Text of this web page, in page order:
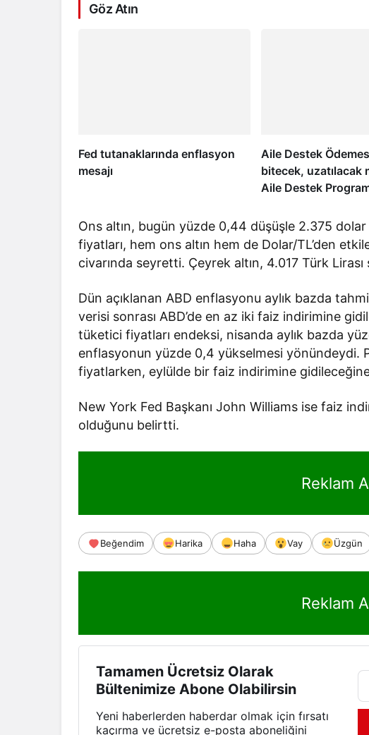
Göz Atın
Fed tutanaklarında enflasyon
mesajı
Aile Destek
bitecek, uzatılacak
Aile Destek
Ons altın, bugün yüzde 0,44 düşüşle 2.375
fiyatları, hem ons altın hem de Dolar/TL’den
civarında seyretti. Çeyrek altın, 4.017 Türk
Dün açıklanan ABD enflasyonu aylık bazda
verisi sonrası ABD’de en az iki faiz indirimine
tüketici fiyatları endeksi, nisanda aylık bazda
enflasyonun yüzde 0,4 yükselmesi yönündeydi.
fiyatlarken, eylülde bir faiz indirimine gidileceğine
New York Fed Başkanı John Williams ise faiz
olduğunu belirtti.
Reklam
Beğendim Harika Haha Vay Üzgün
Reklam
Tamamen Ücretsiz Olarak
Bültenimize Abone Olabilirsin
Yeni haberlerden haberdar olmak için fırsatı
kaçırma ve ücretsiz e-posta aboneliğini